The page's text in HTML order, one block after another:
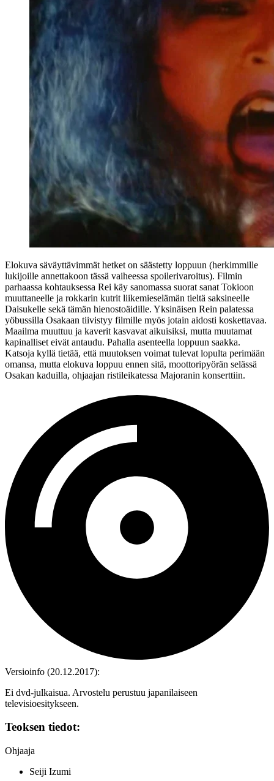
Elokuva säväyttävimmät hetket on säästetty loppuun (herkimmille
lukijoille annettakoon tässä vaiheessa spoilerivaroitus). Filmin
parhaassa kohtauksessa Rei käy sanomassa suorat sanat Tokioon
muuttaneelle ja rokkarin kutrit liikemieselämän tieltä saksineelle
Daisukelle sekä tämän hienostoäidille. Yksinäisen Rein palatessa
yöbussilla Osakaan tiivistyy filmille myös jotain aidosti koskettavaa.
Maailma muuttuu ja kaverit kasvavat aikuisiksi, mutta muutamat
kapinalliset eivät antaudu. Pahalla asenteella loppuun saakka.
Katsoja kyllä tietää, että muutoksen voimat tulevat lopulta perimään
omansa, mutta elokuva loppuu ennen sitä, moottoripyörän selässä
Osakan kaduilla, ohjaajan ristileikatessa Majoranin konserttiin.
Versioinfo (20.12.2017):
Ei dvd‑julkaisua. Arvostelu perustuu japanilaiseen
televisioesitykseen.
Teoksen tiedot:
Ohjaaja
Seiji Izumi